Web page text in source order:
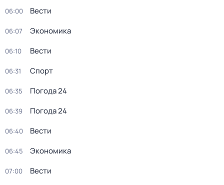
06:00 Вести
06:07 Экономика
06:10 Вести
06:31 Спорт
06:35 Погода 24
06:39 Погода 24
06:40 Вести
06:45 Экономика
07:00 Вести